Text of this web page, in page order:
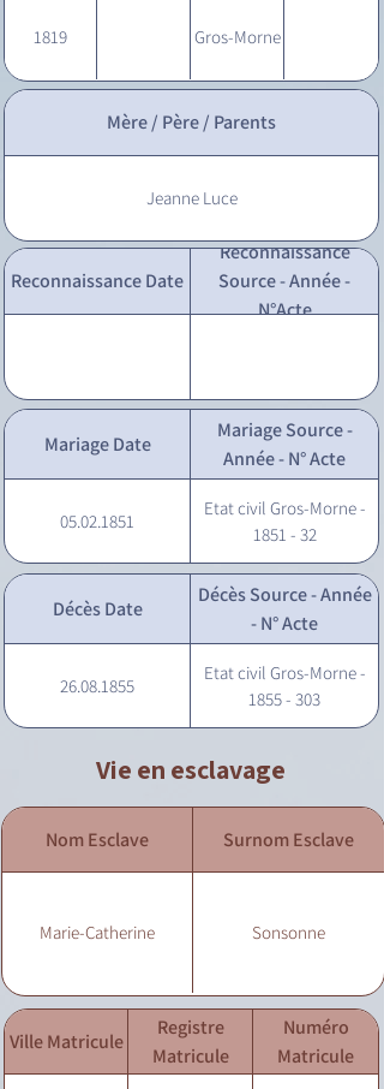
1819 Gros-Morne
Mère / Père / Parents
Jeanne Luce
Reconnaissance Date
Reconnaissance
Source - Année -
N°Acte
Mariage Date
Mariage Source -
Année - N° Acte
05.02.1851
Etat civil Gros-Morne -
1851 - 32
Décès Date
Décès Source - Année
- N° Acte
26.08.1855
Etat civil Gros-Morne -
1855 - 303
Vie en esclavage
Nom Esclave Surnom Esclave
Marie-Catherine Sonsonne
Ville Matricule
Registre
Matricule
Numéro
Matricule